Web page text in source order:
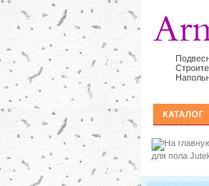
КАТАЛОГ
для пола